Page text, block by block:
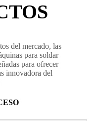
del mercado, las
para soldar
para ofrecer
innovadora del